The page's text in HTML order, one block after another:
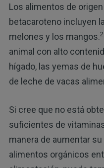
Los alimentos de
betacaroteno incluyen
melones y los mangos.
animal con alto
hígado, las yemas de
de leche de vacas
Si cree que no está
suficientes de
manera de aumentar
alimentos orgánicos